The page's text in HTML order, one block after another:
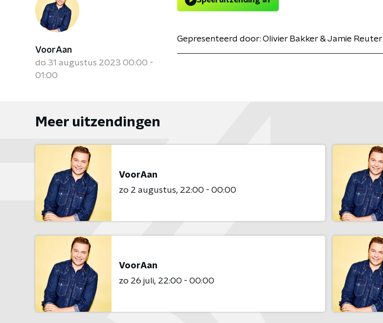
VoorAan
do 31 augustus 2023 00:00 -
01:00
Gepresenteerd door: Olivier Bakker & Jamie Reuter
Meer uitzendingen
VoorAan
zo 2 augustus 22:00 - 00:00
VoorAan
zo 26 juli 22:00 - 00:00